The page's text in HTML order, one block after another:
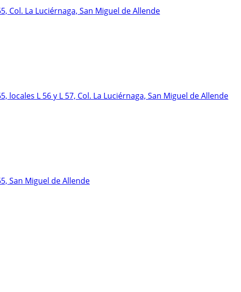
Col. La Luciérnaga, San Miguel de Allende
locales L 56 y L 57, Col. La Luciérnaga, San Miguel de Allende
San Miguel de Allende